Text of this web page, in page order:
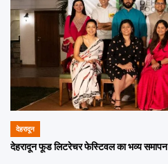
POSTED
IN
देहरादून
देहरादून फूड लिटरेचर फेस्टिवल का भव्य समापन